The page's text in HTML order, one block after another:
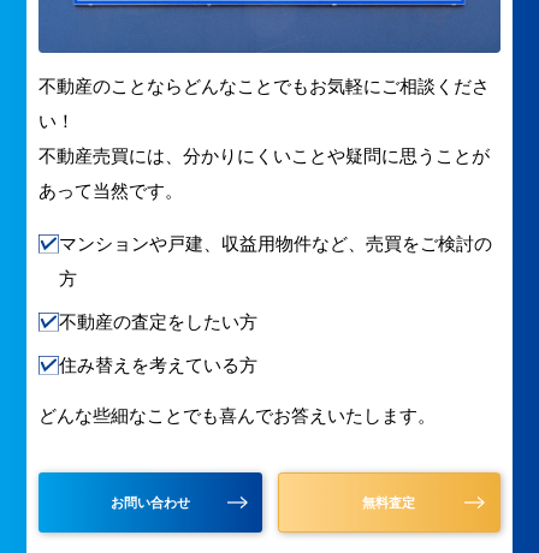
不動産のことならどんなことでもお気軽にご相談くださ
い！
不動産売買には、分かりにくいことや疑問に思うことが
あって当然です。
マンションや戸建、収益用物件など、売買をご検討の
方
不動産の査定をしたい方
住み替えを考えている方
どんな些細なことでも喜んでお答えいたします。
お問い合わせ 無料査定